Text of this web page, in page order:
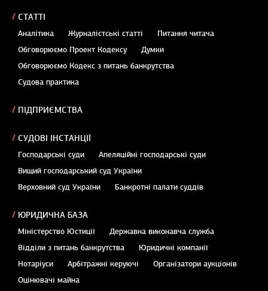
СТАТТІ
Аналітика Журналістські статті
Питання читача
Обговорюємо Проект Кодексу
Думки
Обговорюємо Кодекс з питань банкрутства
Судова практика
ПІДПРИЄМСТВА
СУДОВІ ІНСТАНЦІЇ
Господарські суди
Апеляційні господарські суди
Вищий господарський суд України
Верховний суд України
Банкротні палати суддів
ЮРИДИЧНА БАЗА
Міністерство Юстиції
Державна виконавча служба
Відділи з питань банкрутства
Юридичні компанії
Нотаріуси
Арбітражні керуючі
Організатори аукціонів
Оцінювачі майна